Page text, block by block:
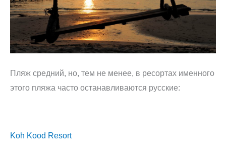
Пляж средний, но, тем не менее, в ресортах именного
этого пляжа часто останавливаются русские:
Koh Kood Resort